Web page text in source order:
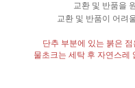
교환 및 반품을
교환 및 반품이 어려
단추 부분에 있는 붉은 점
물초크는 세탁 후 자연스레